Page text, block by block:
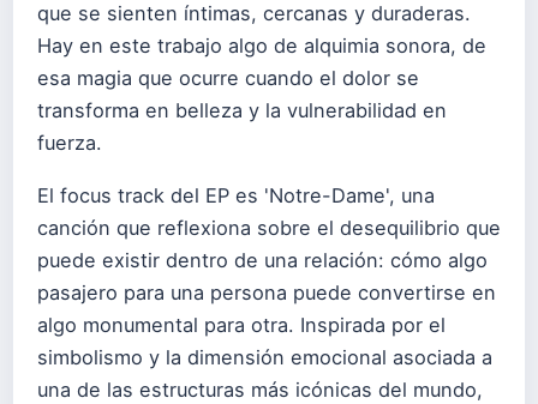
que se sienten íntimas, cercanas y duraderas.
Hay en este trabajo algo de alquimia sonora, de
esa magia que ocurre cuando el dolor se
transforma en belleza y la vulnerabilidad en
fuerza.
El focus track del EP es 'Notre-Dame', una
canción que reflexiona sobre el desequilibrio que
puede existir dentro de una relación: cómo algo
pasajero para una persona puede convertirse en
algo monumental para otra. Inspirada por el
simbolismo y la dimensión emocional asociada a
una de las estructuras más icónicas del mundo,